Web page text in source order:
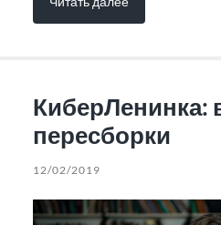
КиберЛенинка:
пересборки
12/02/2019